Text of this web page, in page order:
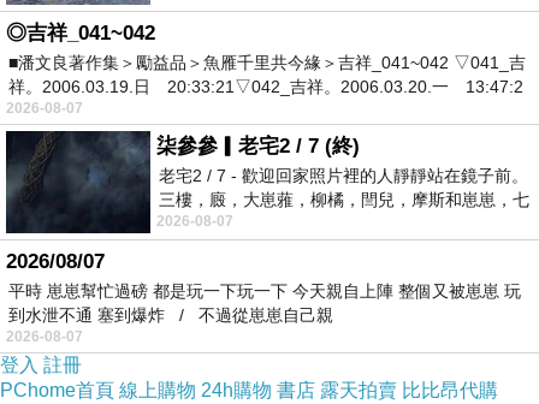
◎吉祥_041~042
■潘文良著作集＞勵益品＞魚雁千里共今緣＞吉祥_041~042 ▽041_吉
祥。2006.03.19.日 20:33:21▽042_吉祥。2006.03.20.一 13:47:2
2026-08-07
柒參參▎老宅2 / 7 (終)
老宅2 / 7 - 歡迎回家照片裡的人靜靜站在鏡子前。
三樓，廄，大崽蕥，柳橘，閆兒，摩斯和崽崽，七
個人整整齊齊地站在鏡框之外，如同
2026-08-07
2026/08/07
平時 崽崽幫忙過磅 都是玩一下玩一下 今天親自上陣 整個又被崽崽 玩
到水泄不通 塞到爆炸 / 不過從崽崽自己親
2026-08-07
登入 註冊
PChome首頁 線上購物 24h購物 書店 露天拍賣 比比昂代購